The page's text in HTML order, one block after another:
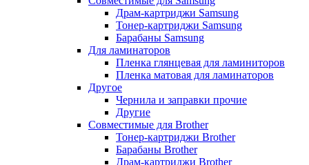
Драм-картриджи Samsung
Тонер-картриджи Samsung
Барабаны Samsung
Для ламинаторов
Пленка глянцевая для ламиниторов
Пленка матовая для ламинаторов
Другое
Чернила и заправки прочие
Другие
Совместимые для Brother
Тонер-картриджи Brother
Барабаны Brother
Драм-картриджи Brother